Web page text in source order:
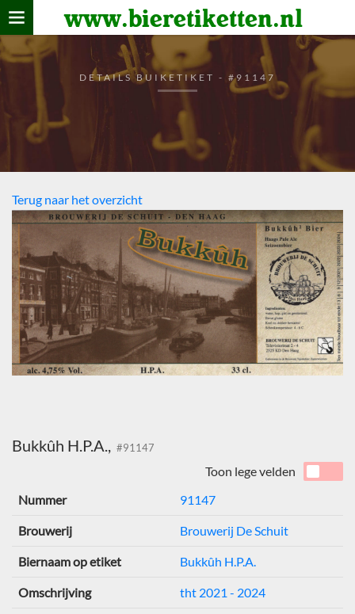
www.bieretiketten.nl
Home
verzamelen
De bierkaart
Bezoekers
DETAILS BUIKETIKET - #91147
Terug naar het overzicht
Bukkûh H.P.A., #91147
Toon lege velden
Nummer
91147
Brouwerij Brouwerij De Schuit
Biernaam op etiket Bukkûh H.P.A.
Omschrijving tht 2021 - 2024